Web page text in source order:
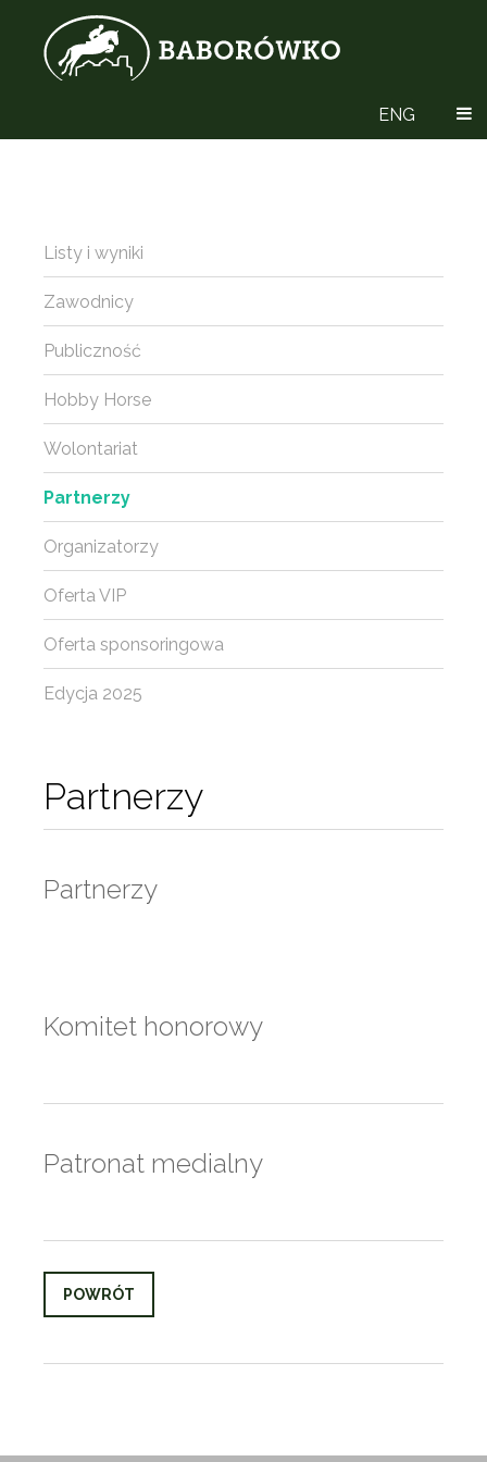
ENG
Partnerzy
Partnerzy
Komitet honorowy
Patronat medialny
POWRÓT
Listy i wyniki
Zawodnicy
Publiczność
Hobby Horse
Wolontariat
Partnerzy
Organizatorzy
Oferta VIP
Oferta sponsoringowa
Edycja 2025